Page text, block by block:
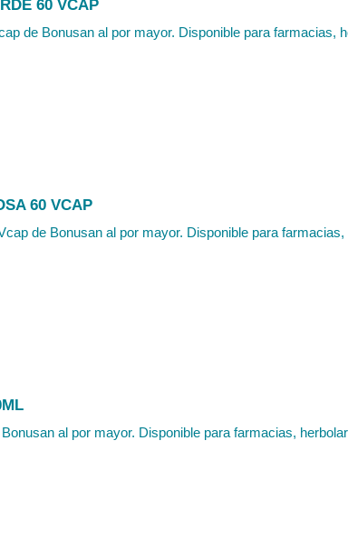
60 VCAP
de Bonusan al por mayor. Disponible para farmacias,
60 VCAP
de Bonusan al por mayor. Disponible para
al por mayor. Disponible para farmacias,